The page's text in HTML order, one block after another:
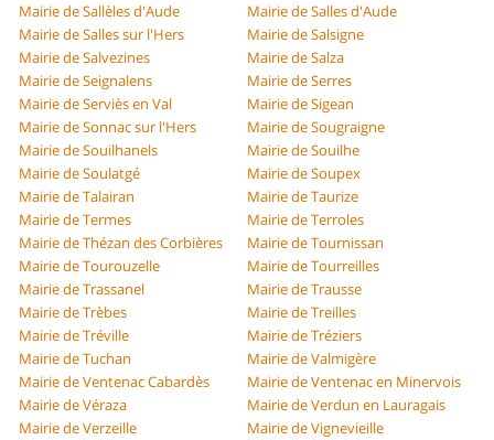
Mairie de Sallèles d'Aude
Mairie de Salles d'Aude
Mairie de Salles sur l'Hers
Mairie de Salsigne
Mairie de Salvezines
Mairie de Salza
Mairie de Seignalens
Mairie de Serres
Mairie de Serviès en Val
Mairie de Sigean
Mairie de Sonnac sur l'Hers
Mairie de Sougraigne
Mairie de Souilhanels
Mairie de Souilhe
Mairie de Soulatgé
Mairie de Soupex
Mairie de Talairan
Mairie de Taurize
Mairie de Termes
Mairie de Terroles
Mairie de Thézan des Corbières
Mairie de Tournissan
Mairie de Tourouzelle
Mairie de Tourreilles
Mairie de Trassanel
Mairie de Trausse
Mairie de Trèbes
Mairie de Treilles
Mairie de Tréville
Mairie de Tréziers
Mairie de Tuchan
Mairie de Valmigère
Mairie de Ventenac Cabardès
Mairie de Ventenac en Minervois
Mairie de Véraza
Mairie de Verdun en Lauragais
Mairie de Verzeille
Mairie de Vignevieille